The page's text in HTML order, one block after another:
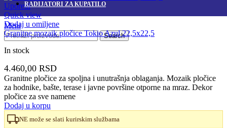
RADIJATORI ZA KUPATILO
Meni
Search
Uporedi
Quick view
Dodaj u omiljene
Granitne mozaik pločice Tokio Azul 22,5x22,5
In stock
4.460,00 RSD
Granitne pločice za spoljna i unutrašnja oblaganja. Mozaik pločice
za hodnike, bašte, terase i javne površine otporne na mraz. Dekor
pločice za sve namene
Dodaj u korpu
NE može se slati kurirskim službama